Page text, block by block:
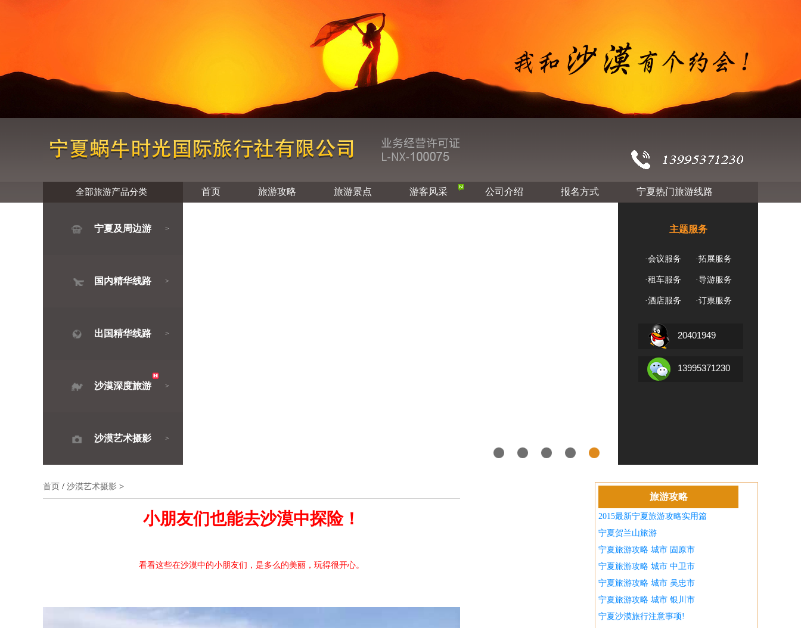
全部旅游产品分类 首页 旅游攻略 旅游景点 游客风采 公司介绍 报名方式 宁夏热门旅游线路
宁夏及周边游 >
国内精华线路 >
出国精华线路 >
沙漠深度旅游 >
沙漠艺术摄影 >
主题服务
·会议服务 ·拓展服务
·租车服务 ·导游服务
·酒店服务 ·订票服务
20401949
13995371230
首页 / 沙漠艺术摄影 >
小朋友们也能去沙漠中探险！
看看这些在沙漠中的小朋友们，是多么的美丽，玩得很开心。
旅游攻略
2015最新宁夏旅游攻略实用篇
宁夏贺兰山旅游
宁夏旅游攻略 城市 固原市
宁夏旅游攻略 城市 中卫市
宁夏旅游攻略 城市 吴忠市
宁夏旅游攻略 城市 银川市
宁夏沙漠旅行注意事项!